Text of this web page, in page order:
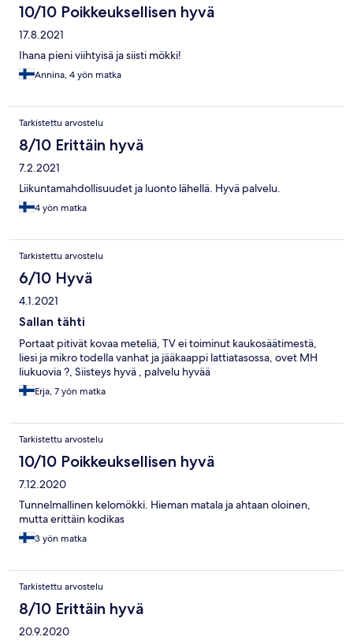
10/10 Poikkeuksellisen hyvä
17.8.2021
Ihana pieni viihtyisä ja siisti mökki!
Annina, 4 yön matka
Tarkistettu arvostelu
8/10 Erittäin hyvä
7.2.2021
Liikuntamahdollisuudet ja luonto lähellä. Hyvä palvelu.
4 yön matka
Tarkistettu arvostelu
6/10 Hyvä
4.1.2021
Sallan tähti
Portaat pitivät kovaa meteliä, TV ei toiminut kaukosäätimestä,
liesi ja mikro todella vanhat ja jääkaappi lattiatasossa, ovet MH
liukuovia ?, Siisteys hyvä , palvelu hyvää
Erja, 7 yön matka
Tarkistettu arvostelu
10/10 Poikkeuksellisen hyvä
7.12.2020
Tunnelmallinen kelomökki. Hieman matala ja ahtaan oloinen,
mutta erittäin kodikas
3 yön matka
Tarkistettu arvostelu
8/10 Erittäin hyvä
20.9.2020